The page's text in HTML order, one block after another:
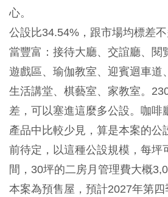
心。
公設比34.54%，跟市場均標差
當豐富：接待大廳、交誼廳、閱
遊戲區、瑜伽教室、迎賓迴車道
生活講堂、棋藝室、家教室。
差，可以塞進這麼多公設。咖啡
產品中比較少見，算是本案的公
前待定，以這種公設規模，每坪
間，30坪的二房月管理費大概
本案為預售屋，預計2027年第